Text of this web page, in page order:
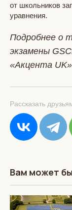
от школьников
уравнения.
Подробнее о
экзамены
«Акцента
Рассказать
Вам может